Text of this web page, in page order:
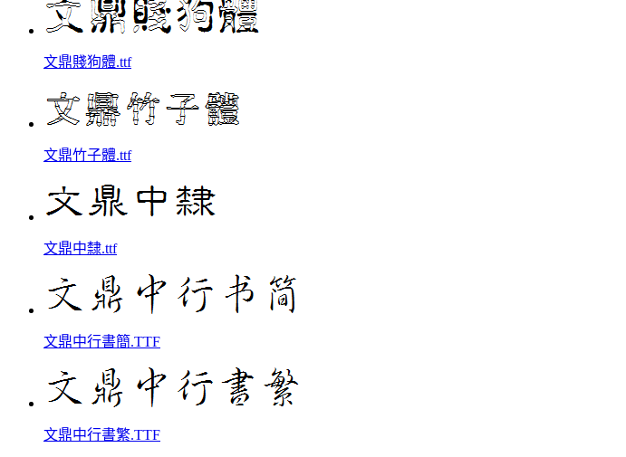
文鼎賤狗體.ttf
文鼎竹子體.ttf
文鼎中隸.ttf
文鼎中行書簡.TTF
文鼎中行書繁.TTF